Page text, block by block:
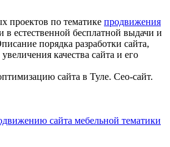
проектов по тематике продвижения
в естественной бесплатной выдачи и
порядка разработки сайта,
качества сайта и его
сайта мебельной тематики